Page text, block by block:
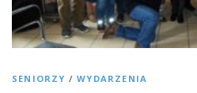
SENIORZY /WYDARZENIA